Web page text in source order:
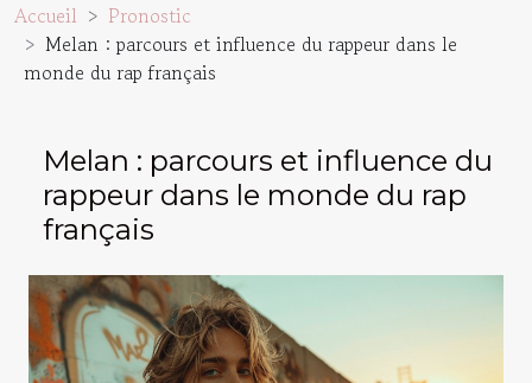
Accueil
Pronostic
Melan : parcours et influence du rappeur dans le
monde du rap français
Melan : parcours et influence du
rappeur dans le monde du rap
français